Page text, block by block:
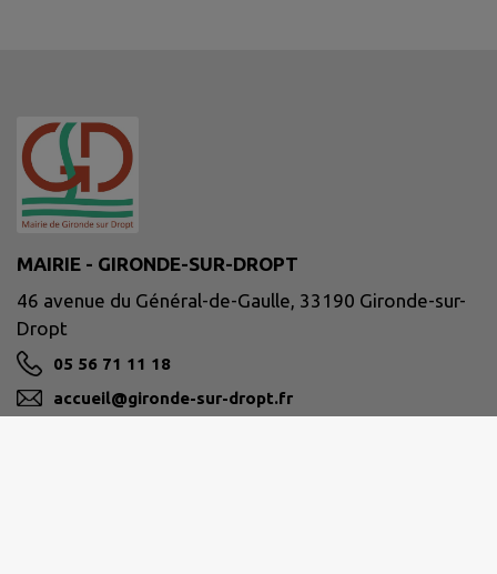
MAIRIE - GIRONDE-SUR-DROPT
46 avenue du Général-de-Gaulle, 33190 Gironde-sur-
Dropt
05 56 71 11 18
accueil@gironde-sur-dropt.fr